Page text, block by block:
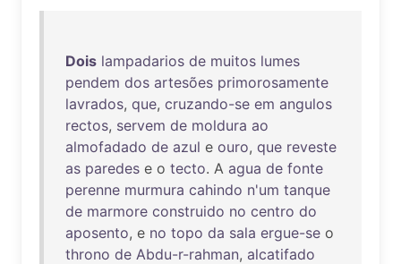
Dois lampadarios de muitos lumes
pendem dos artesões primorosamente
lavrados, que, cruzando-se em angulos
rectos, servem de moldura ao
almofadado de azul e ouro, que reveste
as paredes e o tecto. A agua de fonte
perenne murmura cahindo n'um tanque
de marmore construido no centro do
aposento, e no topo da sala ergue-se o
throno de Abdu-r-rahman, alcatifado